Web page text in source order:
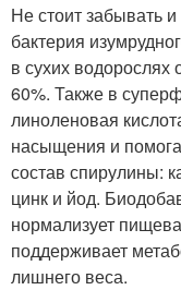
Не стоит забывать
бактерия
в сухих водорослях
60%. Также в
линоленовая
насыщения и
состав спирулины:
цинк и йод.
нормализует
поддерживает
лишнего веса.